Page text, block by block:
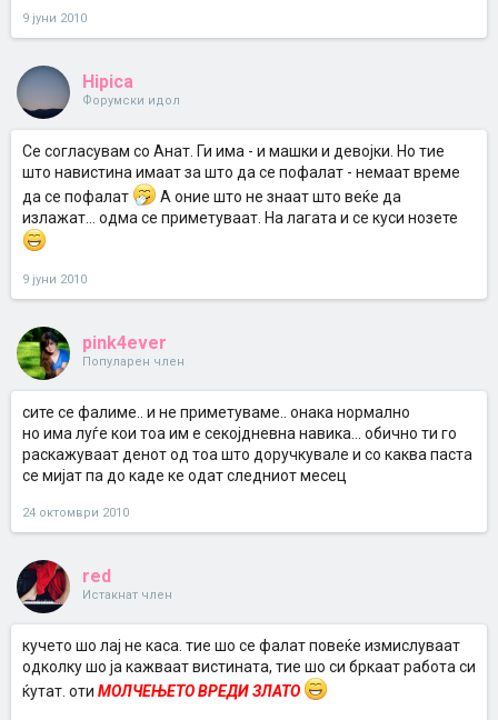
9 јуни 2010
Hipica
Форумски идол
Се согласувам со Анат. Ги има - и машки и девојки. Но тие
што навистина имаат за што да се пофалат - немаат време
да се пофалат
А оние што не знаат што веќе да
излажат... одма се приметуваат. На лагата и се куси нозете
9 јуни 2010
pink4ever
Популарен член
сите се фалиме.. и не приметуваме.. онака нормално
но има луѓе кои тоа им е секојдневна навика... обично ти го
раскажуваат денот од тоа што доручкувале и со каква паста
се мијат па до каде ке одат следниот месец
24 октомври 2010
red
Истакнат член
кучето шо лај не каса. тие шо се фалат повеќе измислуваат
одколку шо ја кажваат вистината, тие шо си бркаат работа си
ќутат. оти МОЛЧЕЊЕТО ВРЕДИ ЗЛАТО